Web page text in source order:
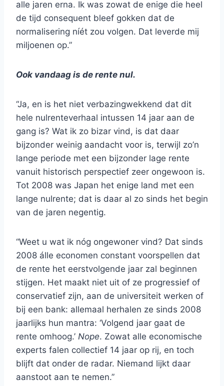
alle jaren erna. Ik was zowat de enige die heel
de tijd consequent bleef gokken dat de
normalisering níét zou volgen. Dat leverde mij
miljoenen op.”
Ook vandaag is de rente nul.
“Ja, en is het niet verbazingwekkend dat dit
hele nulrenteverhaal intussen 14 jaar aan de
gang is? Wat ik zo bizar vind, is dat daar
bijzonder weinig aandacht voor is, terwijl zo’n
lange periode met een bijzonder lage rente
vanuit historisch perspectief zeer ongewoon is.
Tot 2008 was Japan het enige land met een
lange nulrente; dat is daar al zo sinds het begin
van de jaren negentig.
“Weet u wat ik nóg ongewoner vind? Dat sinds
2008 álle economen constant voorspellen dat
de rente het eerstvolgende jaar zal beginnen
stijgen. Het maakt niet uit of ze progressief of
conservatief zijn, aan de universiteit werken of
bij een bank: allemaal herhalen ze sinds 2008
jaarlijks hun mantra: ‘Volgend jaar gaat de
rente omhoog.’ Nope. Zowat alle economische
experts falen collectief 14 jaar op rij, en toch
blijft dat onder de radar. Niemand lijkt daar
aanstoot aan te nemen.”